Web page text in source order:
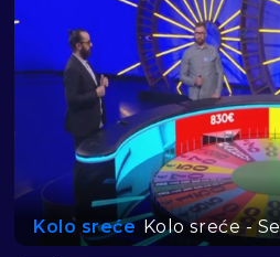
Kolo sreće Kolo sreće -